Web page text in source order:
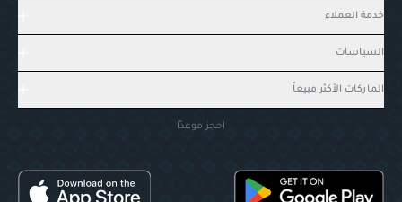
خدمة العملاء
السياسات
الماركات الأكثر مبيعاً
احجز موعدًا